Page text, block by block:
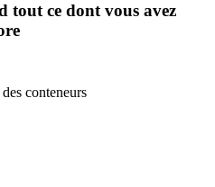
tout ce dont vous avez
conteneurs